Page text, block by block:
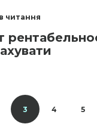
читання
3 4 5